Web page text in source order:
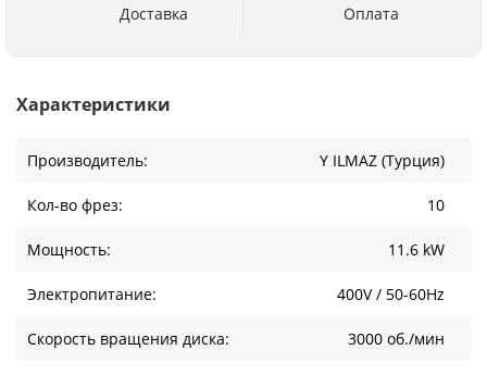
Характеристики
Производитель: Y ILMAZ (Турция)
Кол-во фрез: 10
Мощность: 11.6 kW
Электропитание: 400V / 50-60Hz
Скорость вращения диска: 3000 об./мин
Доставка Оплата